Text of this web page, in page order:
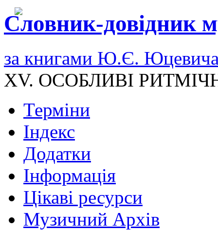
Словник-довідник
за книгами Ю.Є.
XV. ОСОБЛИВІ
Терміни
Індекс
Додатки
Інформація
Цікаві ресурси
Музичний Архів